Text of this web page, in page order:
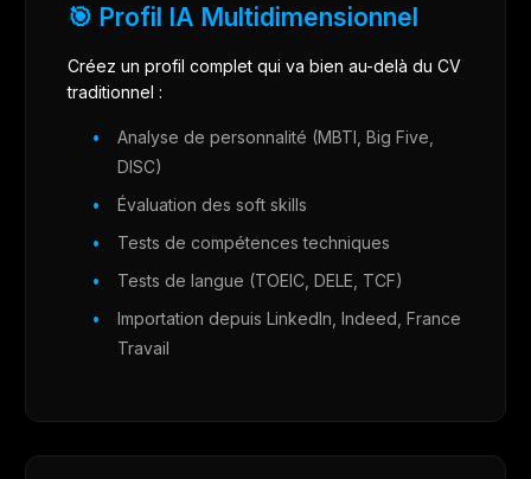
🎯 Profil IA Multidimensionnel
Créez un profil complet qui va bien au-delà du CV
traditionnel :
Analyse de personnalité (MBTI, Big Five,
DISC)
Évaluation des soft skills
Tests de compétences techniques
Tests de langue (TOEIC, DELE, TCF)
Importation depuis LinkedIn, Indeed, France
Travail